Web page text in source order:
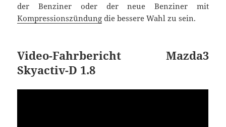
der Benziner oder der neue Benziner mit
Kompressionszündung die bessere Wahl zu sein.
Video-Fahrbericht Mazda3
Skyactiv-D 1.8